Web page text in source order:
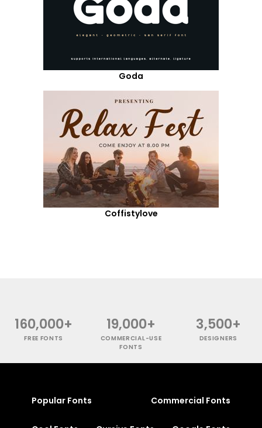
Goda
Coffistylove
160,000+
FREE FONTS
19,000+
COMMERCIAL-USE
FONTS
3,500+
DESIGNERS
Popular Fonts Commercial Fonts